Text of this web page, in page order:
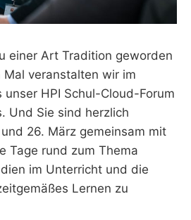
einer Art Tradition geworden
veranstalten wir im
unser HPI Schul-Cloud-Forum
Und Sie sind herzlich
26. März gemeinsam mit
Tage rund zum Thema
im Unterricht und die
Lernen zu